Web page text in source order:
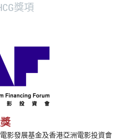
獎項
影發展基金及香港亞洲電影投資會